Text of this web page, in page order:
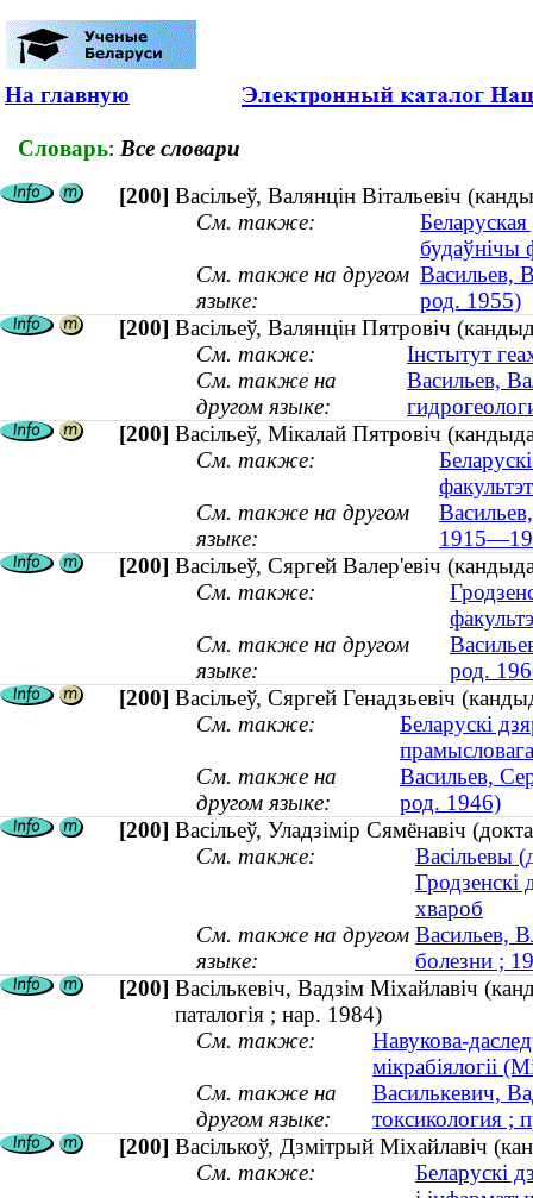
На главную
Словарь: Все словари
[200] Васільеў, Валянцін Вітальевіч
См. также:
будаўнічы
См. также на другом
языке:
Васильев,
род. 1955)
[200] Васільеў, Валянцін Пятровіч
См. также:
Інстытут
См. также на
другом языке:
Васильев,
[200] Васільеў, Мікалай Пятровіч
См. также:
факультэт
См. также на другом
языке:
[200] Васільеў, Сяргей Валер'евіч
См. также:
См. также на другом
языке:
род.
[200] Васільеў, Сяргей Генадзьевіч
См. также:
Беларускі
См. также на
другом языке:
Васильев,
род. 1946)
[200] Васільеў, Уладзімір Сямёнавіч
См. также:
Васільевы
хвароб
См. также на другом
языке:
Васильев,
болезни ;
[200] Васількевіч, Вадзім Міхайлавіч
паталогія ; нар. 1984)
См. также:
Навукова-
мікрабіялогіі
См. также на
другом языке:
Василькевич,
токсикология ;
[200] Васількоў, Дзмітрый Мiхайлавіч
См. также:
Беларускі